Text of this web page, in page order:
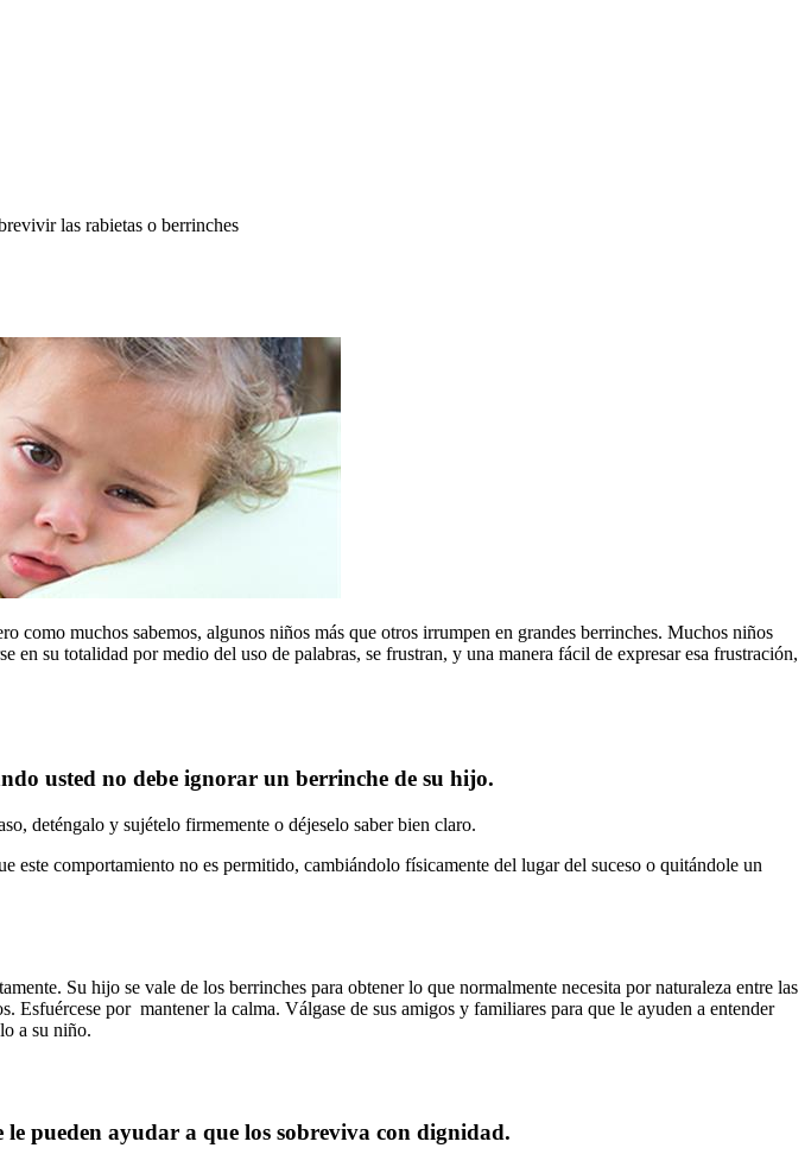
las rabietas o berrinches
como muchos sabemos, algunos niños más que otros irrumpen en grandes berrinches. Muchos niños
en su totalidad por medio del uso de palabras, se frustran, y una manera fácil de expresar esa frustración,
usted no debe ignorar un berrinche de su hijo.
deténgalo y sujételo firmemente o déjeselo saber bien claro.
este comportamiento no es permitido, cambiándolo físicamente del lugar del suceso o quitándole un
Su hijo se vale de los berrinches para obtener lo que normalmente necesita por naturaleza entre las
Esfuércese por mantener la calma. Válgase de sus amigos y familiares para que le ayuden a entender
a su niño.
pueden ayudar a que los sobreviva con dignidad.